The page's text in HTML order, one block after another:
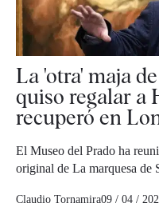
La 'otra' maja
quiso regalar a
recuperó en
El Museo del Prado ha
original de La marquesa
Claudio Tornamira09 / 04 /